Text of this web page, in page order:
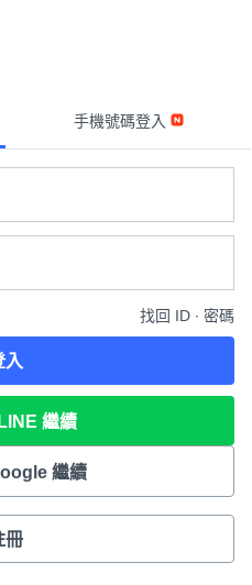
手機號碼登入
找回 ID ∙ 密碼
入
繼續
繼續
冊